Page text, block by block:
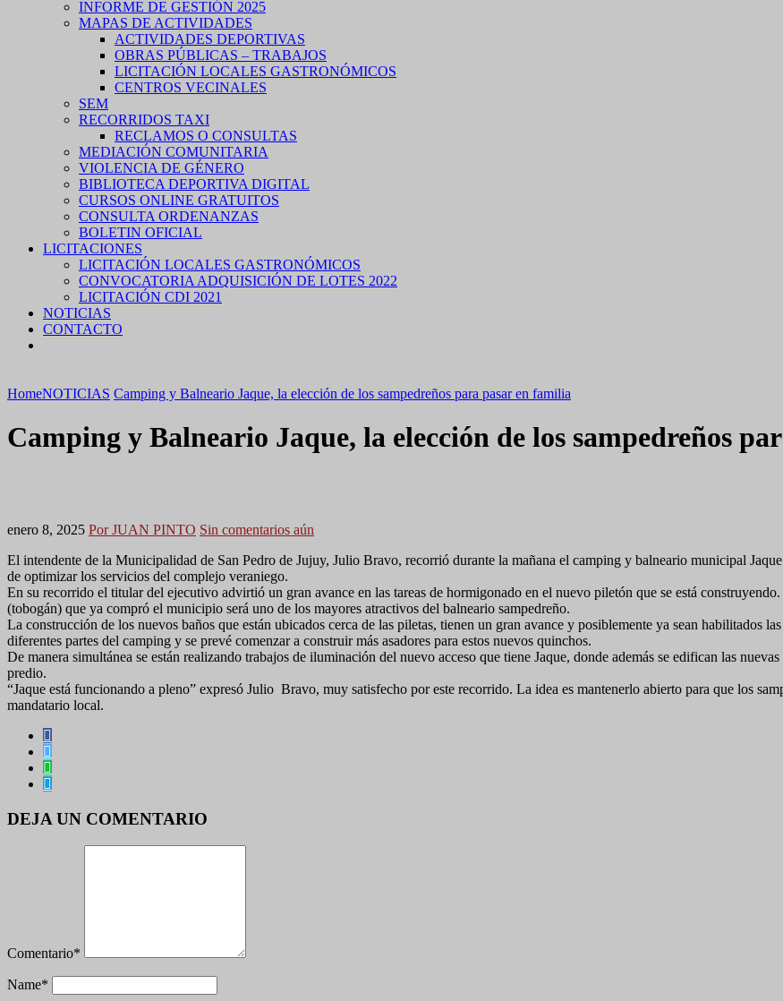
INFORME DE GESTIÓN 2025
MAPAS DE ACTIVIDADES
ACTIVIDADES DEPORTIVAS
OBRAS PÚBLICAS – TRABAJOS
LICITACIÓN LOCALES GASTRONÓMICOS
CENTROS VECINALES
SEM
RECORRIDOS TAXI
RECLAMOS O CONSULTAS
MEDIACIÓN COMUNITARIA
VIOLENCIA DE GÉNERO
BIBLIOTECA DEPORTIVA DIGITAL
CURSOS ONLINE GRATUITOS
CONSULTA ORDENANZAS
BOLETIN OFICIAL
LICITACIONES
LICITACIÓN LOCALES GASTRONÓMICOS
CONVOCATORIA ADQUISICIÓN DE LOTES 2022
LICITACIÓN CDI 2021
NOTICIAS
CONTACTO
HomeNOTICIAS Camping y Balneario Jaque, la elección de los sampedreños para pasar en familia
Camping y Balneario Jaque, la elección de los sampedreños
enero 8, 2025 Por JUAN PINTO Sin comentarios aún
El intendente de la Municipalidad de San Pedro de Jujuy, Julio Bravo, recorrió durante la mañana el camping y balneario municipal
de optimizar los servicios del complejo veraniego.
En su recorrido el titular del ejecutivo advirtió un gran avance en las tareas de hormigonado en el nuevo piletón que se está
(tobogán) que ya compró el municipio será uno de los mayores atractivos del balneario sampedreño.
La construcción de los nuevos baños que están ubicados cerca de las piletas, tienen un gran avance y posiblemente ya sean habilitados
diferentes partes del camping y se prevé comenzar a construir más asadores para estos nuevos quinchos.
De manera simultánea se están realizando trabajos de iluminación del nuevo acceso que tiene Jaque, donde además se edifican las
predio.
“Jaque está funcionando a pleno” expresó Julio Bravo, muy satisfecho por este recorrido. La idea es mantenerlo abierto para que los
mandatario local.
DEJA UN COMENTARIO
Comentario*
Name*